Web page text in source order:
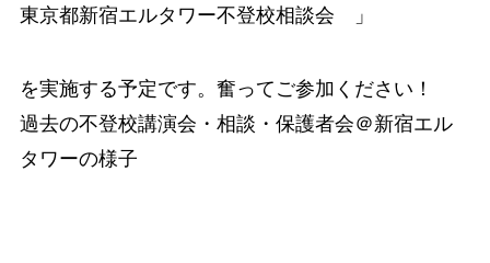
東京都新宿エルタワー不登校相談会 」
を実施する予定です。奮ってご参加ください！
過去の不登校講演会・相談・保護者会＠新宿エル
タワーの様子